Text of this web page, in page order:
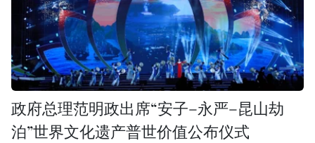
政府总理范明政出席“安子–永严–昆山劫
泊”世界文化遗产普世价值公布仪式